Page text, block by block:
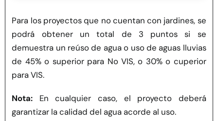
Para los proyectos que no cuentan con jardines, se
podrá obtener un total de 3 puntos si se
demuestra un reúso de agua o uso de aguas lluvias
de 45% o superior para No VIS, o 30% o cuperior
para VIS.
Nota: ​​En cualquier caso, el proyecto deberá
garantizar la calidad del agua acorde al uso.